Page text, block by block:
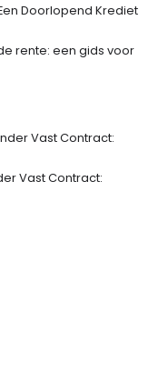
Doorlopend Krediet
rente: een gids voor
Vast Contract:
Vast Contract: